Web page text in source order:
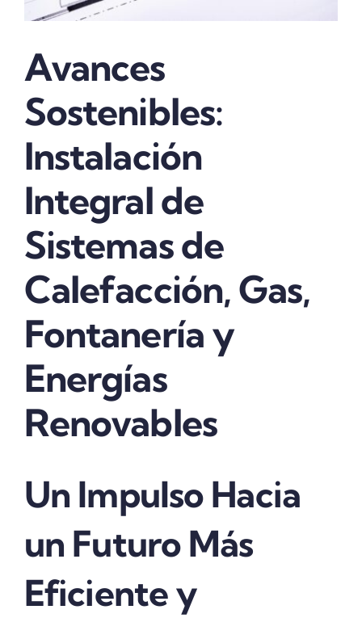
Avances
Sostenibles:
Instalación
Integral de
Sistemas de
Calefacción, Gas,
Fontanería y
Energías
Renovables
Un Impulso Hacia
un Futuro Más
Eficiente y